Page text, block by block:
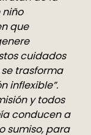
que
cuidados
trasforma
inflexible”.
y todos
conducen a
sumiso, para